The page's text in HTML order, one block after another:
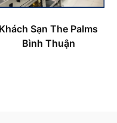
Khách Sạn The Palms
Bình Thuận